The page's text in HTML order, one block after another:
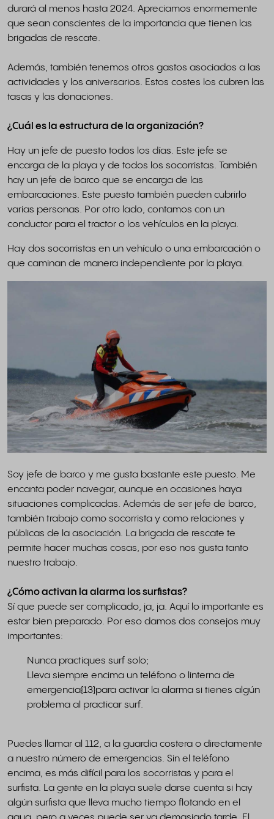
durará al menos hasta 2024. Apreciamos enormemente
que sean conscientes de la importancia que tienen las
brigadas de rescate.
Además, también tenemos otros gastos asociados a las
actividades y los aniversarios. Estos costes los cubren las
tasas y las donaciones.
¿Cuál es la estructura de la organización?
Hay un jefe de puesto todos los días. Este jefe se
encarga de la playa y de todos los socorristas. También
hay un jefe de barco que se encarga de las
embarcaciones. Este puesto también pueden cubrirlo
varias personas. Por otro lado, contamos con un
conductor para el tractor o los vehículos en la playa.
Hay dos socorristas en un vehículo o una embarcación o
que caminan de manera independiente por la playa.
Soy jefe de barco y me gusta bastante este puesto. Me
encanta poder navegar, aunque en ocasiones haya
situaciones complicadas. Además de ser jefe de barco,
también trabajo como socorrista y como relaciones y
públicas de la asociación. La brigada de rescate te
permite hacer muchas cosas, por eso nos gusta tanto
nuestro trabajo.
¿Cómo activan la alarma los surfistas?
Sí que puede ser complicado, ja, ja. Aquí lo importante es
estar bien preparado. Por eso damos dos consejos muy
importantes:
Nunca practiques surf solo;
Lleva siempre encima un teléfono o linterna de
emergencia{13}para activar la alarma si tienes algún
problema al practicar surf.
Puedes llamar al 112, a la guardia costera o directamente
a nuestro número de emergencias. Sin el teléfono
encima, es más difícil para los socorristas y para el
surfista. La gente en la playa suele darse cuenta si hay
algún surfista que lleva mucho tiempo flotando en el